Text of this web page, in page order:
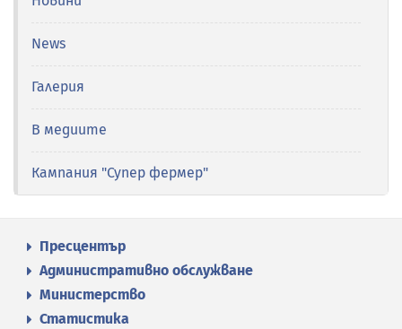
News
Галерия
В медиите
Кампания "Супер фермер"
Пресцентър
Административно обслужване
Министерство
Статистика